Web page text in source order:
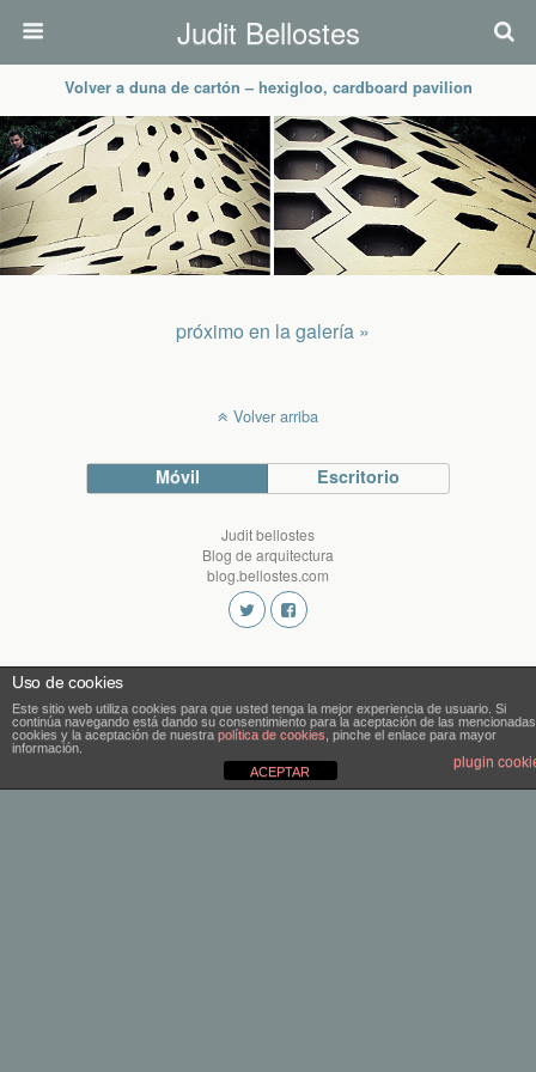
Judit Bellostes
Volver a duna de cartón – hexigloo, cardboard pavilion
próximo en la galería »
Volver arriba
Móvil Escritorio
Judit bellostes
Blog de arquitectura
blog.bellostes.com
Uso de cookies
Este sitio web utiliza cookies para que usted tenga la mejor experiencia de usuario. Si
continúa navegando está dando su consentimiento para la aceptación de las mencionadas
cookies y la aceptación de nuestra política de cookies , pinche el enlace para mayor
información.
plugin
ACEPTAR